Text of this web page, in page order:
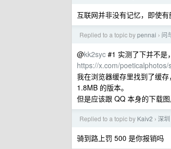
互联网并非没有记忆，即使
Replied to a topic bypennai › 问
@kk2syc #1 实测了下并不是
https://x.com/
我在浏览器缓存里找到了缓
1.8MB 的版本。
但是应该跟 QQ 本身的下载
Replied to a topic by Kaiv2 › 深圳
骑到路上罚 500 是你报销吗